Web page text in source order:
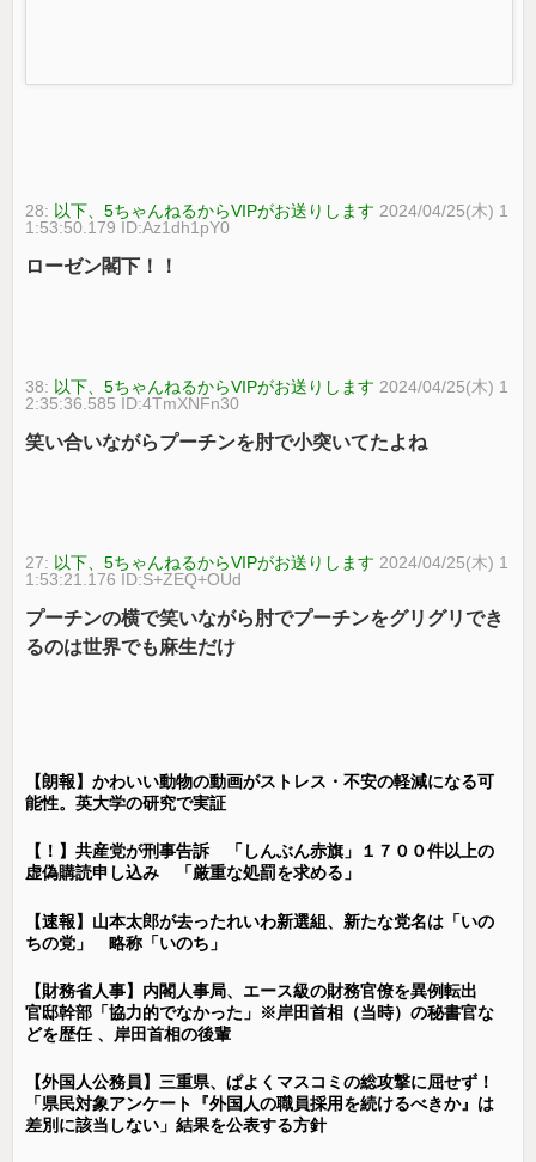
28: 以下、5ちゃんねるからVIPがお送りします 2024/04/25(木) 1
1:53:50.179 ID:Az1dh1pY0
ローゼン閣下！！
38: 以下、5ちゃんねるからVIPがお送りします 2024/04/25(木) 1
2:35:36.585 ID:4TmXNFn30
笑い合いながらプーチンを肘で小突いてたよね
27: 以下、5ちゃんねるからVIPがお送りします 2024/04/25(木) 1
1:53:21.176 ID:S+ZEQ+OUd
プーチンの横で笑いながら肘でプーチンをグリグリでき
るのは世界でも麻生だけ
【朗報】かわいい動物の動画がストレス・不安の軽減になる可
能性。英大学の研究で実証
【！】共産党が刑事告訴 「しんぶん赤旗」１７００件以上の
虚偽購読申し込み 「厳重な処罰を求める」
【速報】山本太郎が去ったれいわ新選組、新たな党名は「いの
ちの党」 略称「いのち」
【財務省人事】内閣人事局、エース級の財務官僚を異例転出
官邸幹部「協力的でなかった」※岸田首相（当時）の秘書官な
どを歴任 、岸田首相の後輩
【外国人公務員】三重県、ぱよくマスコミの総攻撃に屈せず！
「県民対象アンケート『外国人の職員採用を続けるべきか』は
差別に該当しない」結果を公表する方針